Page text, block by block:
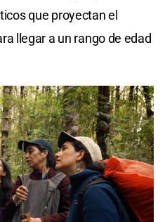
que proyectan el
llegar a un rango de edad